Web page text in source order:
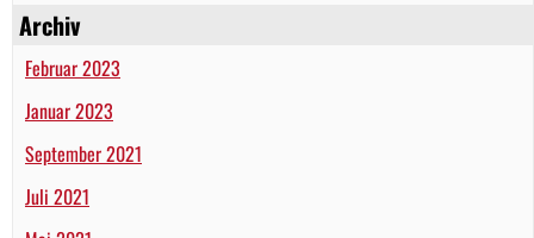
Archiv
Februar 2023
Januar 2023
September 2021
Juli 2021